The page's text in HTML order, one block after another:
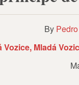
By
Vozice, Mladá